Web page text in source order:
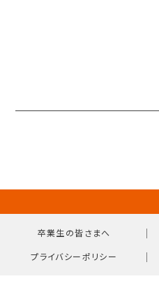
卒業生の皆さまへ ｜
プライバシーポリシー ｜